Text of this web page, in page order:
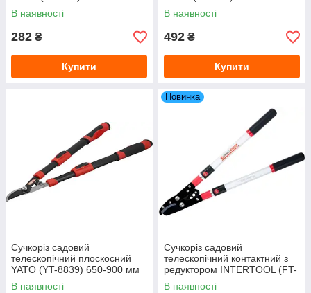
В наявності
282 ₴
Купити
В наявності
492 ₴
Купити
Сучкоріз садовий
телескопічний плоскосний
YATO (YT-8839) 650-900 мм
В наявності
Новинка
Сучкоріз садовий
телескопічний контактний з
редуктором INTERTOOL (FT-
1116) 680-1020 мм
В наявності